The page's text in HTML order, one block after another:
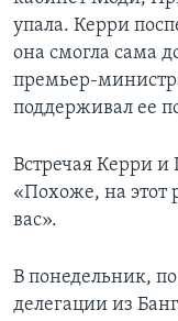
упала. Керри
она смогла сама
премьер-
поддерживал ее
Встречая Керри
«Похоже, на этот
вас».
В понедельник,
делегации из